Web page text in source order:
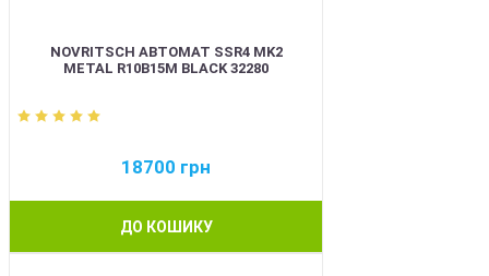
NOVRITSCH АВТОМАТ SSR4 MK2
METAL R10B15M BLACK 32280
18700 грн
ДО КОШИКУ